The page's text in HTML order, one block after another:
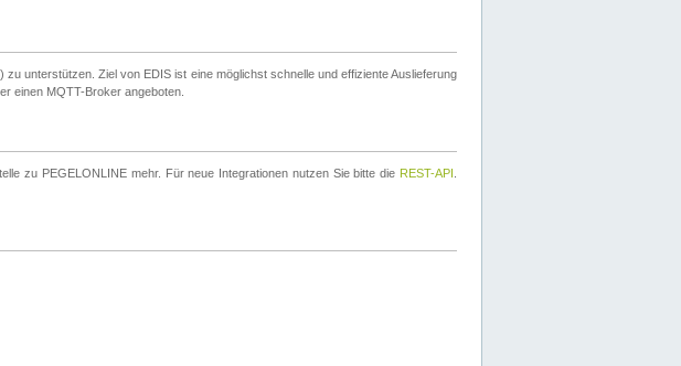
unterstützen. Ziel von EDIS ist eine möglichst schnelle und effiziente Auslieferung
einen MQTT-Broker angeboten.
zu PEGELONLINE mehr. Für neue Integrationen nutzen Sie bitte die REST-API